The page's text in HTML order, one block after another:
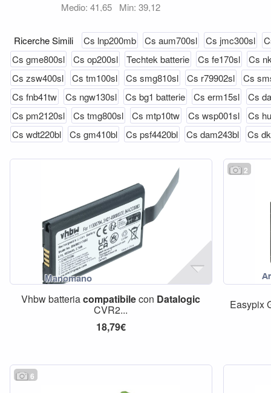
Medio: 41,65 Min: 39,12
Ricerche Simili Cs lnp200mb Cs aum700sl Cs jmc300sl
Cs gme800sl
Cs op200sl Techtek batterie Cs fe170sl
Cs
Cs zsw400sl
Cs tm100sl Cs smg810sl Cs r79902sl
Cs
Cs fnb41tw
Cs ngw130sl Cs bg1 batterie Cs erm15sl
Cs
Cs pm2120sl
Cs tmg800sl Cs mtp10tw Cs wsp001sl
Cs
Cs wdt220bl
Cs gm410bl Cs psf4420bl Cs dam243bl Cs
Vhbw batteriacompatibilecon Datalogic
CVR2...
18,79€
2
Easypix
6